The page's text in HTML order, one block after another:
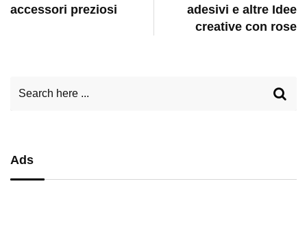
accessori preziosi
adesivi e altre Idee
creative con rose
Ads